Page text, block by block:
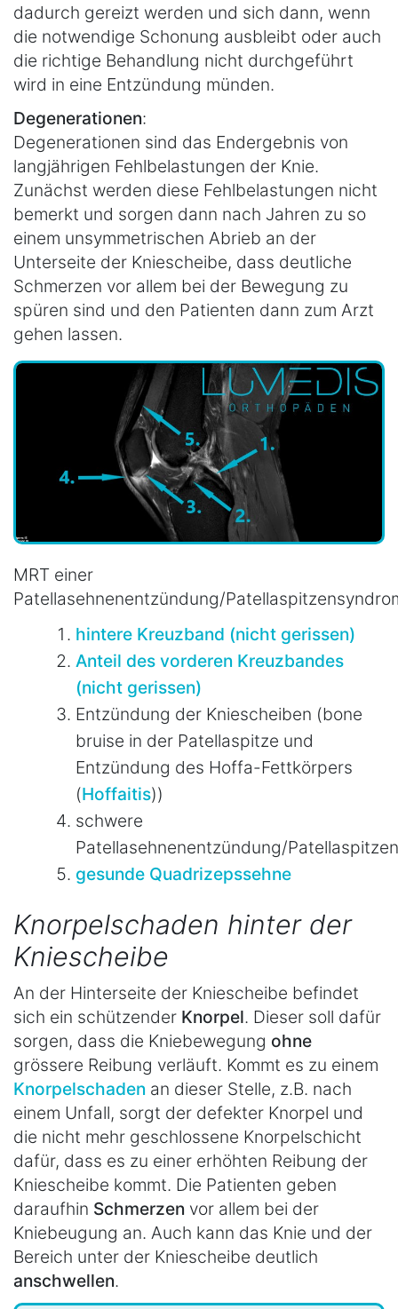
dadurch gereizt werden und sich dann, wenn
die notwendige Schonung ausbleibt oder auch
die richtige Behandlung nicht durchgeführt
wird in eine Entzündung münden.
Degenerationen:
Degenerationen sind das Endergebnis von
langjährigen Fehlbelastungen der Knie.
Zunächst werden diese Fehlbelastungen nicht
bemerkt und sorgen dann nach Jahren zu so
einem unsymmetrischen Abrieb an der
Unterseite der Kniescheibe, dass deutliche
Schmerzen vor allem bei der Bewegung zu
spüren sind und den Patienten dann zum Arzt
gehen lassen.
MRT einer
Patellasehnenentzündung/
hintere Kreuzband (nicht gerissen)
Anteil des vorderen Kreuzbandes
(nicht gerissen)
Entzündung der Kniescheiben (bone
bruise in der Patellaspitze und
Entzündung des Hoffa-Fettkörpers
(Hoffaitis))
schwere
Patellasehnenentzündung/
gesunde Quadrizepssehne
Knorpelschaden hinter der
Kniescheibe
An der Hinterseite der Kniescheibe befindet
sich ein schützender Knorpel. Dieser soll dafür
sorgen, dass die Kniebewegung ohne
grössere Reibung verläuft. Kommt es zu einem
Knorpelschaden an dieser Stelle, z.B. nach
einem Unfall, sorgt der defekter Knorpel und
die nicht mehr geschlossene Knorpelschicht
dafür, dass es zu einer erhöhten Reibung der
Kniescheibe kommt. Die Patienten geben
daraufhin Schmerzen vor allem bei der
Kniebeugung an. Auch kann das Knie und der
Bereich unter der Kniescheibe deutlich
anschwellen.